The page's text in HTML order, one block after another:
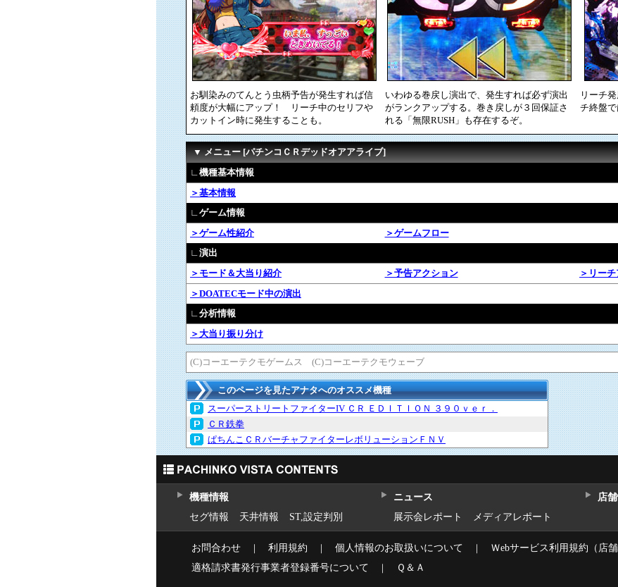
お馴染みのてんとう虫柄予告が発生すれば信
頼度が大幅にアップ！ リーチ中のセリフや
カットイン時に発生することも。
いわゆる巻戻し演出で、発生すれば必ず演出
がランクアップする。巻き戻しが３回保証さ
れる「無限RUSH」も存在するぞ。
リーチ
チ終盤で
▼ メニュー [パチンコＣＲデッドオアアライブ]
∟機種基本情報
＞基本情報
∟ゲーム情報
＞ゲーム性紹介
＞ゲームフロー
∟演出
＞モード＆大当り紹介
＞予告アクション
＞リー
＞DOATECモード中の演出
∟分析情報
＞大当り振り分け
(C)コーエーテクモゲームス (C)コーエーテクモウェーブ
このページを見たアナタへのオススメ機種
スーパーストリートファイターIV ＣＲ ＥＤＩＴＩＯＮ ３９０ｖｅｒ．
ＣＲ鉄拳
ぱちんこＣＲバーチャファイターレボリューションＦＮＶ
機種情報
セグ情報
天井情報 ST,設定判別
ニュース
展示会レポート
メディアレポート
店
お問合わせ ｜ 利用規約 ｜ 個人情報のお取扱いについて ｜ Ｗebサービス利用規約（店舗
適格請求書発行事業者登録番号について ｜ Ｑ＆Ａ